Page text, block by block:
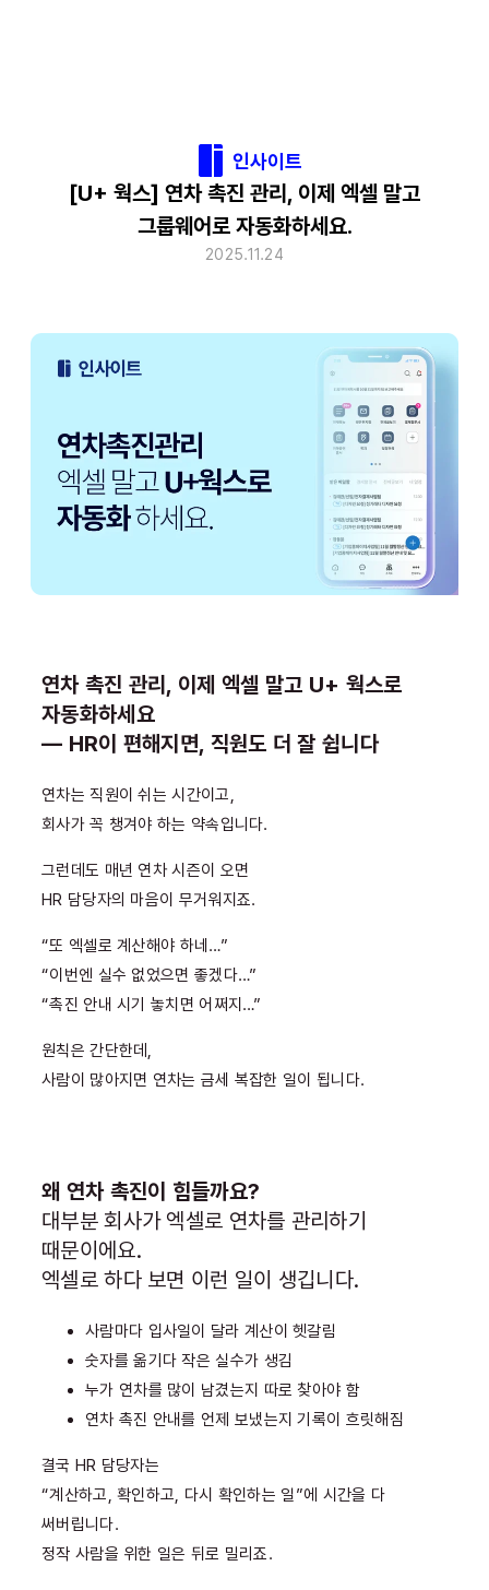
인사이트
[U+ 웍스] 연차 촉진 관리, 이제 엑셀 말고
그룹웨어로 자동화하세요.
2025.11.24
연차 촉진 관리, 이제 엑셀 말고 U+ 웍스로
자동화하세요
― HR이 편해지면, 직원도 더 잘 쉽니다
연차는 직원이 쉬는 시간이고,
회사가 꼭 챙겨야 하는 약속입니다.
그런데도 매년 연차 시즌이 오면
HR 담당자의 마음이 무거워지죠.
“또 엑셀로 계산해야 하네…”
“이번엔 실수 없었으면 좋겠다…”
“촉진 안내 시기 놓치면 어쩌지…”
원칙은 간단한데,
사람이 많아지면 연차는 금세 복잡한 일이 됩니다.
왜 연차 촉진이 힘들까요?
대부분 회사가 엑셀로 연차를 관리하기
때문이에요.
엑셀로 하다 보면 이런 일이 생깁니다.
사람마다 입사일이 달라 계산이 헷갈림
숫자를 옮기다 작은 실수가 생김
누가 연차를 많이 남겼는지 따로 찾아야 함
연차 촉진 안내를 언제 보냈는지 기록이 흐릿해짐
결국 HR 담당자는
“계산하고, 확인하고, 다시 확인하는 일”에 시간을 다
써버립니다.
정작 사람을 위한 일은 뒤로 밀리죠.